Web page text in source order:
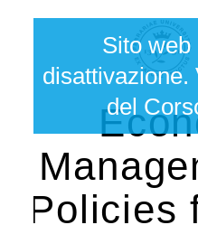
Sito web in
disattivazione.
del Corso